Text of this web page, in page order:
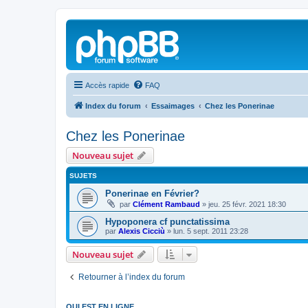
Accès rapide FAQ
Index du forum Essaimages Chez les Ponerinae
Chez les Ponerinae
Nouveau sujet
SUJETS
Ponerinae en Février?
par Clément Rambaud » jeu. 25 févr. 2021 18:30
Hypoponera cf punctatissima
par Alexis Cicciù » lun. 5 sept. 2011 23:28
Nouveau sujet
Retourner à l’index du forum